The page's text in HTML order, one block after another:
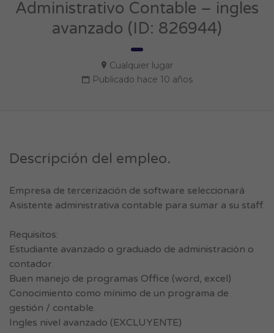
Administrativo Contable – ingles
avanzado (ID: 826944)
Cualquier lugar
Publicado hace 10 años
Descripción del empleo.
Empresa de tercerización de software seleccionará
Asistente administrativa contable para sumar a su staff.
Requisitos:
Estudiante avanzado o graduado de administración o
contador.
Buen manejo de programas Office (word, excel)
Conocimiento como mínimo de un programa de
gestión / contable.
Ingles nivel avanzado (EXCLUYENTE)